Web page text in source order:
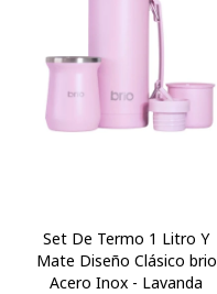
Set De Termo 1 Litro Y
Mate Diseño Clásico brio
Acero Inox - Lavanda